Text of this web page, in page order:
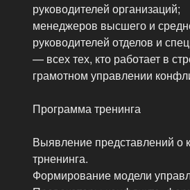
руководителей организаций;
менеджеров высшего и
руководителей отделов и
— всех тех, кто работает в
грамотном управлении
Программа тренинга
Выявление представлений о
трненинга.
Формирование модели